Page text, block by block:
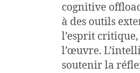
cognitive
à des outils
l’esprit
l’œuvre.
soutenir la